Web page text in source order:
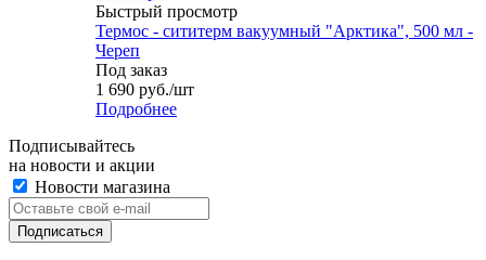
Быстрый просмотр
Термос - сититерм вакуумный "Арктика", 500 мл -
Череп
Под заказ
1 690 руб./шт
Подробнее
Подписывайтесь
на новости и акции
Новости магазина